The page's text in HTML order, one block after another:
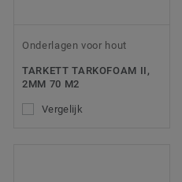
Onderlagen voor hout
TARKETT TARKOFOAM II,
2MM 70 M2
Vergelijk